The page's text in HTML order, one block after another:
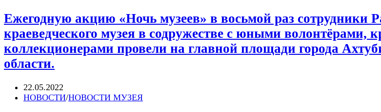
Ежегодную акцию «Ночь музеев» в восьмой раз сотрудники
краеведческого музея в содружестве с юными волонтёрами,
коллекционерами провели на главной площади города
области.
Запись
опубликована:
22.05.2022
Post
НОВОСТИ/НОВОСТИ МУЗЕЯ